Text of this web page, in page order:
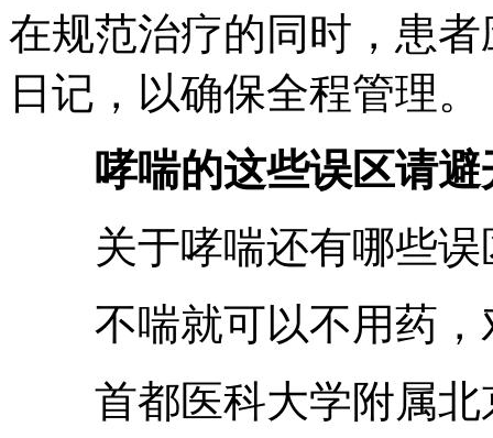
在规范治疗的同时，患
日记，以确保全程管理。
哮喘的这些误区请避
关于哮喘还有哪些误
不喘就可以不用药，
首都医科大学附属北